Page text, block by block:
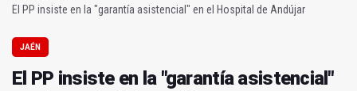
El PP insiste en la "garantía asistencial" en el Hospital de Andújar
JAÉN
El PP insiste en la "garantía asistencial"